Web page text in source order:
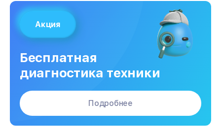
Акция
Бесплатная
диагностика техники
Подробнее